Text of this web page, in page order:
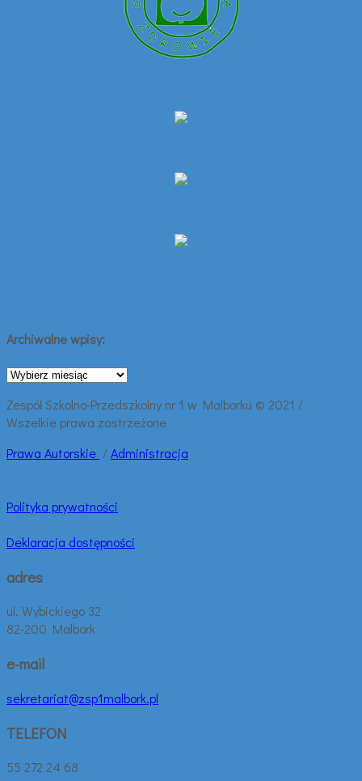
Archiwalne wpisy:
Archiwalne
Zespół Szkolno-Przedszkolny nr 1 w Malborku © 2021 /
Wszelkie prawa zastrzeżone
Prawa Autorskie /Administracja
Polityka prywatności
Deklaracja dostępności
adres
ul. Wybickiego 32
82-200 Malbork
e-mail
sekretariat@zsp1malbork.pl
TELEFON
55 272 24 68